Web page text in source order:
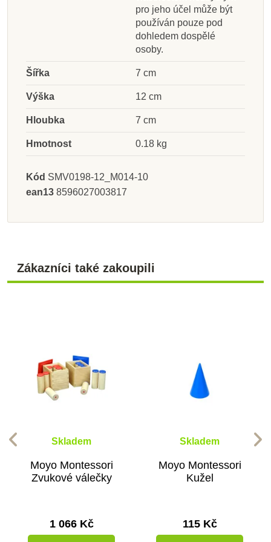
pro jeho účel může být
používán pouze pod
dohledem dospělé
osoby.
Šířka 7 cm
Výška 12 cm
Hloubka 7 cm
Hmotnost 0.18 kg
Kód SMV0198-12_M014-10
ean13 8596027003817
Zákazníci také zakoupili
Skladem
Moyo Montessori
Zvukové válečky
1 066 Kč
Skladem
Moyo Montessori
Kužel
115 Kč